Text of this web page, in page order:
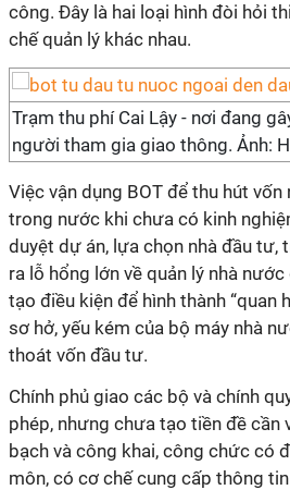
công. Đây là hai loại hình đòi hỏi
chế quản lý khác nhau.
Trạm thu phí Cai Lậy - nơi đang
người tham gia giao thông. Ảnh:
Việc vận dụng BOT để thu hút
trong nước khi chưa có kinh
duyệt dự án, lựa chọn nhà đầu tư,
ra lỗ hổng lớn về quản lý nhà
tạo điều kiện để hình thành “quan
sơ hở, yếu kém của bộ máy nhà
thoát vốn đầu tư.
Chính phủ giao các bộ và chính
phép, nhưng chưa tạo tiền đề cần
bạch và công khai, công chức có
môn, có cơ chế cung cấp thông